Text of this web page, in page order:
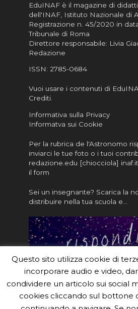
EduINAF è il magazine di
dell'INAF, Istituto Nazionale di
Registrazione n. 45/2020 in
Tribunale di Roma
Direttore responsabile: Livia
Redazione
ISSN: 2785-0684
Vuoi usare i contenuti di
Crediti.
Informativa sulla Privacy
Informatva sui Cookie
Per la rubrica de l'Astronomo
inviarci le tue foto o i tuoi
redazione.edu [chiocciola]
il form
Sei un insegnante? Scarica la
distribuire nella tua scuola e…
Questo sito utilizza cookie di
incorporare audio e video,
condividere un articolo sui social
cookies cliccando sul bottone